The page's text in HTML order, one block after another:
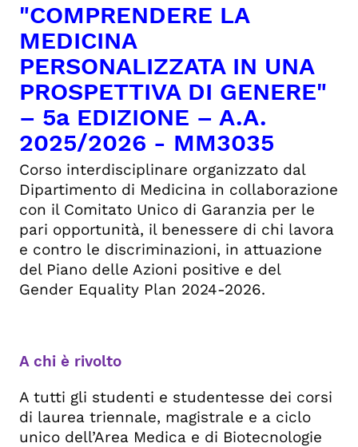
"COMPRENDERE LA
MEDICINA
PERSONALIZZATA IN UNA
PROSPETTIVA DI GENERE"
– 5a EDIZIONE – A.A.
2025/2026 - MM3035
Corso interdisciplinare organizzato dal
Dipartimento di Medicina in collaborazione
con il Comitato Unico di Garanzia per le
pari opportunità, il benessere di chi lavora
e contro le discriminazioni, in attuazione
del Piano delle Azioni positive e del
Gender Equality Plan 2024-2026.
A chi è rivolto
A tutti gli studenti e studentesse dei corsi
di laurea triennale, magistrale e a ciclo
unico dell’Area Medica e di Biotecnologie